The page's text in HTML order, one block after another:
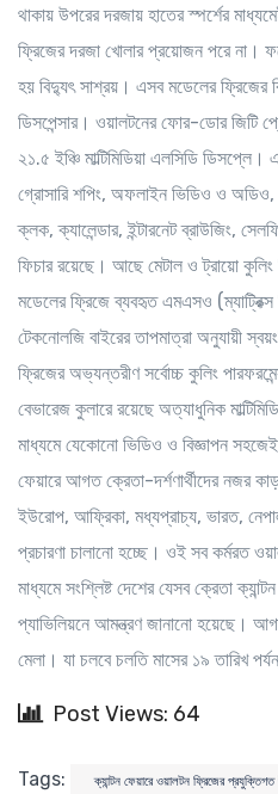
থাকায় উপরের দরজায় হাতের স্পর্শের
ফ্রিজের দরজা খোলার প্রয়োজন পরে না।
হয় বিদ্যুৎ সাশ্রয়। এসব মডেলের ফ্রিজের
ডিসপেন্সার। ওয়ালটনের ফোর-ডোর জিটি
২১.৫ ইঞ্চি মাল্টিমিডিয়া এলসিডি
গ্রোসারি শপিং, অফলাইন ভিডিও ও অডিও,
ক্লক, ক্যালেন্ডার, ইন্টারনেট ব্রাউজিং,
ফিচার রয়েছে। আছে মেটাল ও ট্রায়ো
মডেলের ফ্রিজে ব্যবহৃত এমএসও (ম্যাট্রিক্স
টেকনোলজি বাইরের তাপমাত্রা অনুযায়ী
ফ্রিজের অভ্যন্তরীণ সর্বোচ্চ কুলিং
বেভারেজ কুলারে রয়েছে অত্যাধুনিক
মাধ্যমে যেকোনো ভিডিও ও বিজ্ঞাপন সহজেই
ফেয়ারে আগত ক্রেতা-দর্শণার্থীদের নজর
ইউরোপ, আফ্রিকা, মধ্যপ্রাচ্য, ভারত,
প্রচারণা চালানো হচ্ছে। ওই সব কর্মরত
মাধ্যমে সংশ্লিষ্ট দেশের যেসব ক্রেতা
প্যাভিলিয়নে আমন্ত্রণ জানানো হয়েছে।
মেলা। যা চলবে চলতি মাসের ১৯ তারিখ
Post Views: 64
Tags: ক্যান্টন ফেয়ারে ওয়ালটন ফ্রিজের প্রযুক্তিগত